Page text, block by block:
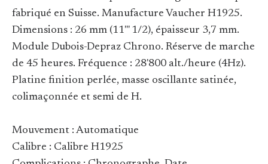
fabriqué en Suisse. Manufacture Vaucher H1925.
Dimensions : 26 mm (11''' 1/2), épaisseur 3,7 mm.
Module Dubois-Depraz Chrono. Réserve de marche
de 45 heures. Fréquence : 28'800 alt./heure (4Hz).
Platine finition perlée, masse oscillante satinée,
colimaçonnée et semi de H.
Mouvement : Automatique
Calibre : Calibre H1925